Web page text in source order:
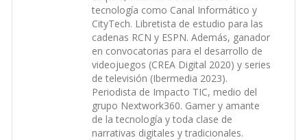
tecnología como Canal Informático y
CityTech. Libretista de estudio para las
cadenas RCN y ESPN. Además, ganador
en convocatorias para el desarrollo de
videojuegos (CREA Digital 2020) y series
de televisión (Ibermedia 2023).
Periodista de Impacto TIC, medio del
grupo Nextwork360. Gamer y amante
de la tecnología y toda clase de
narrativas digitales y tradicionales.